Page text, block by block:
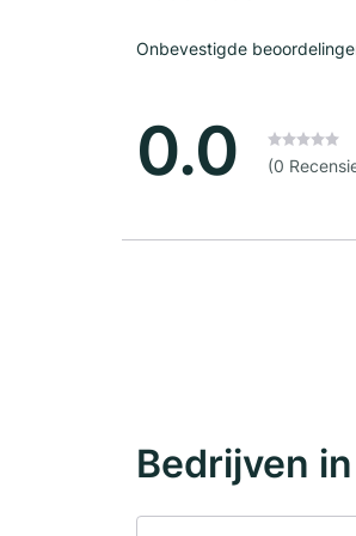
Onbevestigde
0.0 (0
Bedrijven